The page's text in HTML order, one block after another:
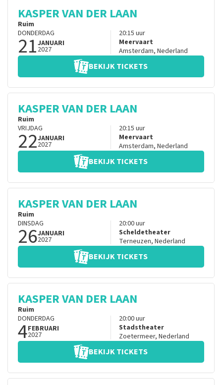
KASPER VAN DER LAAN
Ruim
DONDERDAG
21JANUARI
2027
20:15 uur
Meervaart
Amsterdam, Nederland
BEKIJK TICKETS
KASPER VAN DER LAAN
Ruim
VRIJDAG
22JANUARI
2027
20:15 uur
Meervaart
Amsterdam, Nederland
BEKIJK TICKETS
KASPER VAN DER LAAN
Ruim
DINSDAG
26JANUARI
2027
20:00uur
Scheldetheater
Terneuzen, Nederland
BEKIJK TICKETS
KASPER VAN DER LAAN
Ruim
DONDERDAG
4FEBRUARI
2027
20:00uur
Stadstheater
Zoetermeer, Nederland
BEKIJK TICKETS